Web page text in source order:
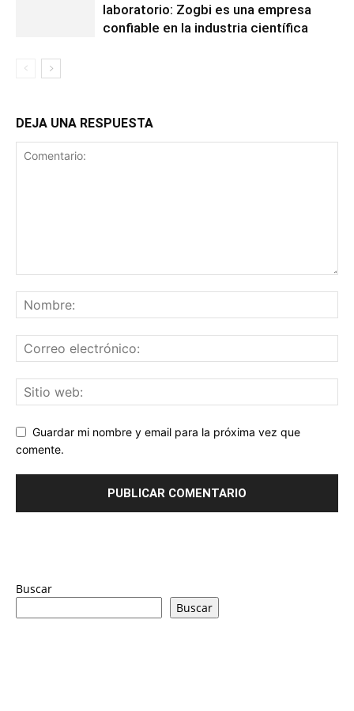
laboratorio: Zogbi es una empresa
confiable en la industria científica
DEJA UNA RESPUESTA
Guardar mi nombre y email para la próxima vez que
comente.
Buscar
Buscar